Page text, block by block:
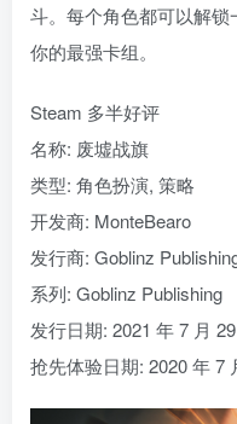
斗。每个角色都可以解
你的最强卡组。
Steam 多半好评
名称: 废墟战旗
类型: 角色扮演, 策略
开发商: MonteBearo
发行商: Goblinz
系列: Goblinz Publishing
发行日期: 2021 年 7 月
抢先体验日期: 2020 年 7